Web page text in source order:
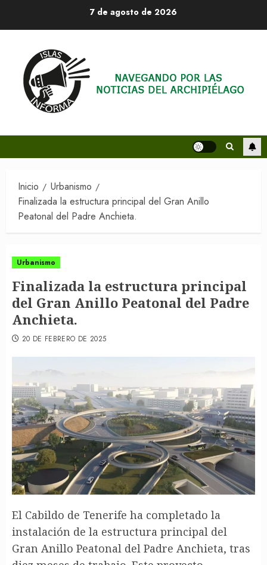
7 de agosto de 2026
Inicio
Urbanismo
Finalizada la estructura principal del Gran Anillo
Peatonal del Padre Anchieta.
Urbanismo
Finalizada la estructura principal
del Gran Anillo Peatonal del Padre
Anchieta.
20 DE FEBRERO DE 2025
El Cabildo de Tenerife ha completado la
instalación de la estructura principal del
Gran Anillo Peatonal del Padre Anchieta, tras